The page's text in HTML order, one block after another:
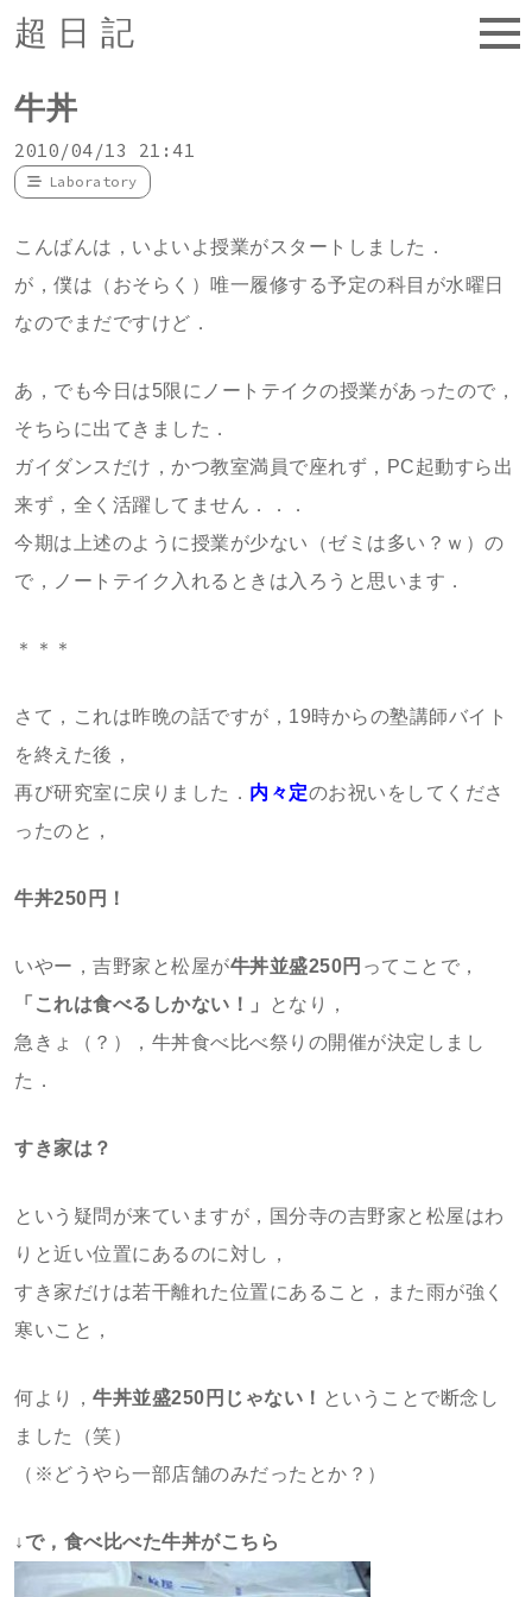
超日記
牛丼
2010/04/13 21:41
Laboratory
こんばんは，いよいよ授業がスタートしました．
が，僕は（おそらく）唯一履修する予定の科目が水曜日
なのでまだですけど．
あ，でも今日は5限にノートテイクの授業があったので，
そちらに出てきました．
ガイダンスだけ，かつ教室満員で座れず，PC起動すら出
来ず，全く活躍してません．．．
今期は上述のように授業が少ない（ゼミは多い？ｗ）の
で，ノートテイク入れるときは入ろうと思います．
＊＊＊
さて，これは昨晩の話ですが，19時からの塾講師バイト
を終えた後，
再び研究室に戻りました． 内々定のお祝いをしてくださ
ったのと，
牛丼250円！
いやー，吉野家と松屋が牛丼並盛250円 ってことで，
「これは食べるしかない！」
となり，
急きょ（？），牛丼食べ比べ祭りの開催が決定しまし
た．
すき家は？
という疑問が来ていますが，国分寺の吉野家と松屋はわ
りと近い位置にあるのに対し，
すき家だけは若干離れた位置にあること，また雨が強く
寒いこと，
何より， 牛丼並盛250円じゃない！ ということで断念し
ました（笑）
（※どうやら一部店舗のみだったとか？）
↓で，食べ比べた牛丼がこちら